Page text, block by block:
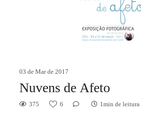
03 de Mar de 2017
Nuvens de Afeto
375 6 1min de leitura